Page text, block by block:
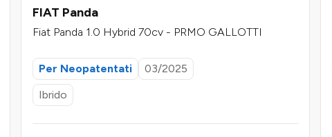
FIAT Panda
Fiat Panda 1.0 Hybrid 70cv - PRMO GALLOTTI
Per Neopatentati
03/2025
Ibrido